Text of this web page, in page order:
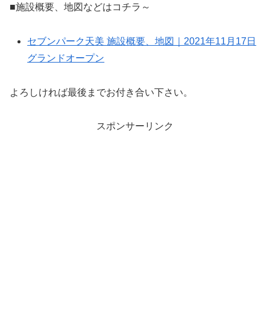
■施設概要、地図などはコチラ～
セブンパーク天美 施設概要、地図｜2021年11月17日
グランドオープン
よろしければ最後までお付き合い下さい。
スポンサーリンク